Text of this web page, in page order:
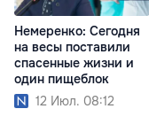
Немеренко: Сегодня
на весы поставили
спасенные жизни и
один пищеблок
12 Июл. 08:12